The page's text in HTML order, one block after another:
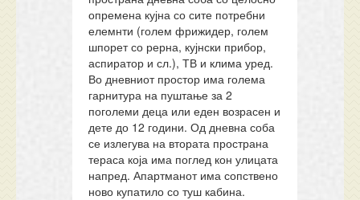
опремена кујна со сите потребни
елемнти (голем фрижидер, голем
шпорет со рерна, кујнски прибор,
аспиратор и сл.), ТВ и клима уред.
Во дневниот простор има голема
гарнитура на пуштање за 2
поголеми деца или еден возрасен и
дете до 12 години. Од дневна соба
се излегува на втората пространа
тераса која има поглед кон улицата
напред. Апартманот има сопствено
ново купатило со туш кабина.